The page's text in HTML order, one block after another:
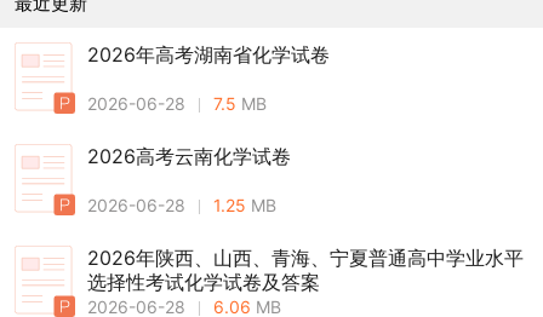
2026年高考湖南省化学试卷
2026-06-28 7.5 MB
2026高考云南化学试卷
2026-06-28 1.25 MB
2026年陕西、山西、青海、宁夏普通高中学业水平
选择性考试化学试卷及答案
2026-06-28 6.06 MB